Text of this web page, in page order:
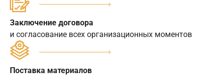
Заключение договора
и согласование всех организационных моментов
Поставка материалов